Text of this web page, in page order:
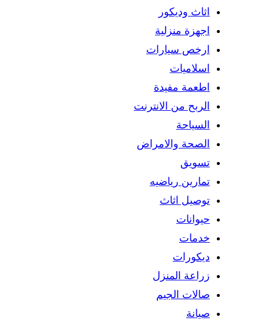
اثاث وديكور
اجهزة منزلية
ارخص سيارات
اسلاميات
اطعمة مفيدة
الربح من الانترنت
السياحة
الصحة والامراض
تسويق
تمارين رياضيه
توصيل اثاث
حيوانات
خدمات
ديكورات
زراعة المنزل
صالات الجيم
صيانة